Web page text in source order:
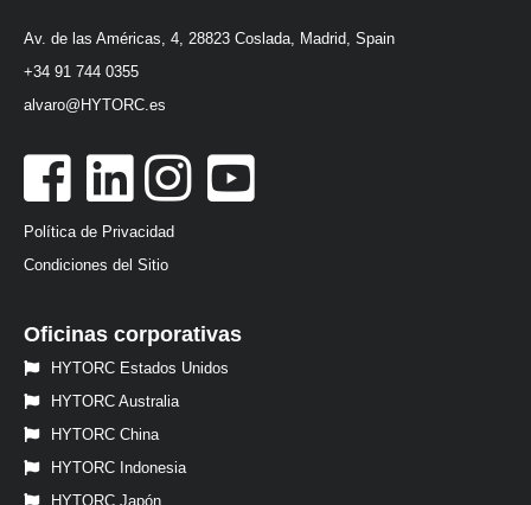
Av. de las Américas, 4, 28823 Coslada, Madrid, Spain
+34 91 744 0355
alvaro@HYTORC.es
Política de Privacidad
Condiciones del Sitio
Oficinas corporativas
HYTORC Estados Unidos
HYTORC Australia
HYTORC China
HYTORC Indonesia
HYTORC Japón